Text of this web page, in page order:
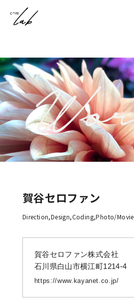
Service 事業一覧
Works 制作事例
Comlab journal コンテンツ
Recruit 採用情報
News ニュース一覧
賀谷セロファン
Direction,Design,Coding,Photo/Movie
賀谷セロファン株式会社
石川県白山市横江町1214-4
https://www.kayanet.co.jp/